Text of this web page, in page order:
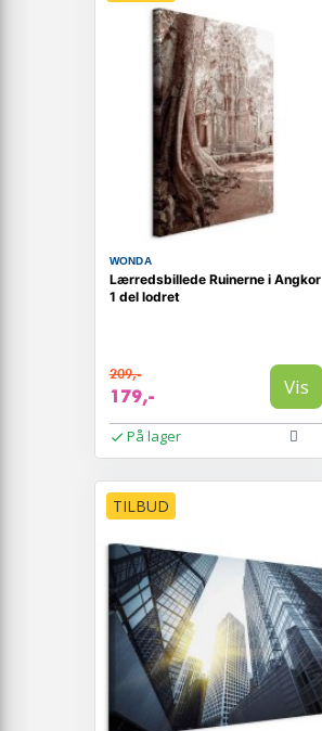
WONDA
Lærredsbillede Ruinerne i Angkor
1 del lodret
209,-
179,- Vis
På lager
TILBUD